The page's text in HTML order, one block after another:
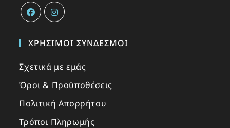
ΧΡΉΣΙΜΟΙ ΣΎΝΔΕΣΜΟΙ
Σχετικά με εμάς
Όροι & Προϋποθέσεις
Πολιτική Απορρήτου
Τρόποι Πληρωμής